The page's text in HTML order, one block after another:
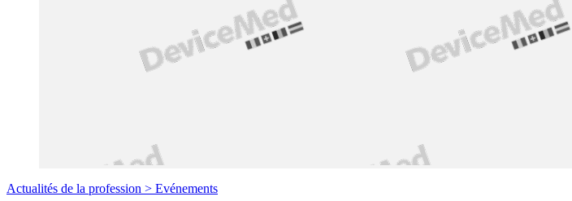
Actualités de la profession > Evénements